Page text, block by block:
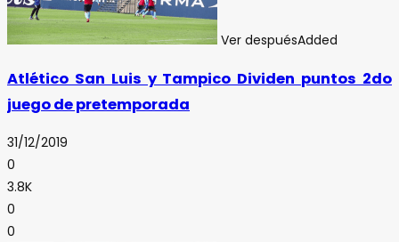
Ver despuésAdded
Atlético San Luis y Tampico Dividen puntos 2do
juego de pretemporada
31/12/2019
0
3.8K
0
0